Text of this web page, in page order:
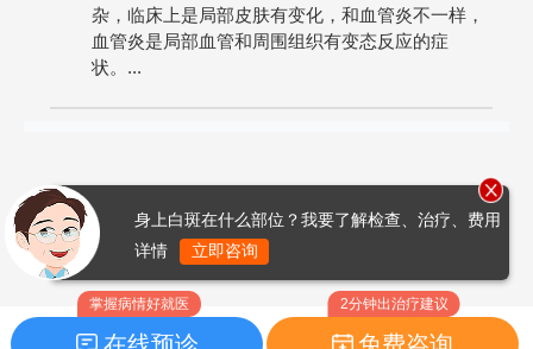
杂，临床上是局部皮肤有变化，和血管炎不一样，
血管炎是局部血管和周围组织有变态反应的症
状。...
掌握病情好就医 2分钟出治疗建议
身上白斑在什么部位？我要了解检查、治疗、费用
详情
立即咨询